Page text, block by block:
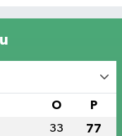
O P
33 77